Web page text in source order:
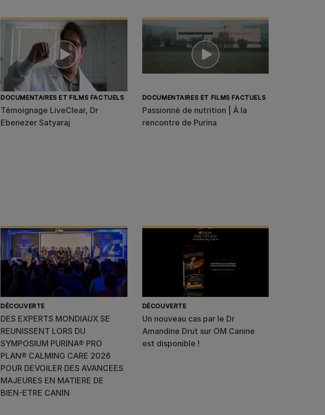
DOCUMENTAIRES ET FILMS FACTUELS
Témoignage LiveClear, Dr
Ebenezer Satyaraj
DOCUMENTAIRES ET FILMS FACTUELS
Passionné de nutrition | À la
rencontre de Purina
DÉCOUVERTE
DES EXPERTS MONDIAUX SE
REUNISSENT LORS DU
SYMPOSIUM PURINA® PRO
PLAN® CALMING CARE 2026
POUR DEVOILER DES AVANCEES
MAJEURES EN MATIERE DE
BIEN-ETRE CANIN
DÉCOUVERTE
Un nouveau cas par le Dr
Amandine Drut sur OM Canine
est disponible !